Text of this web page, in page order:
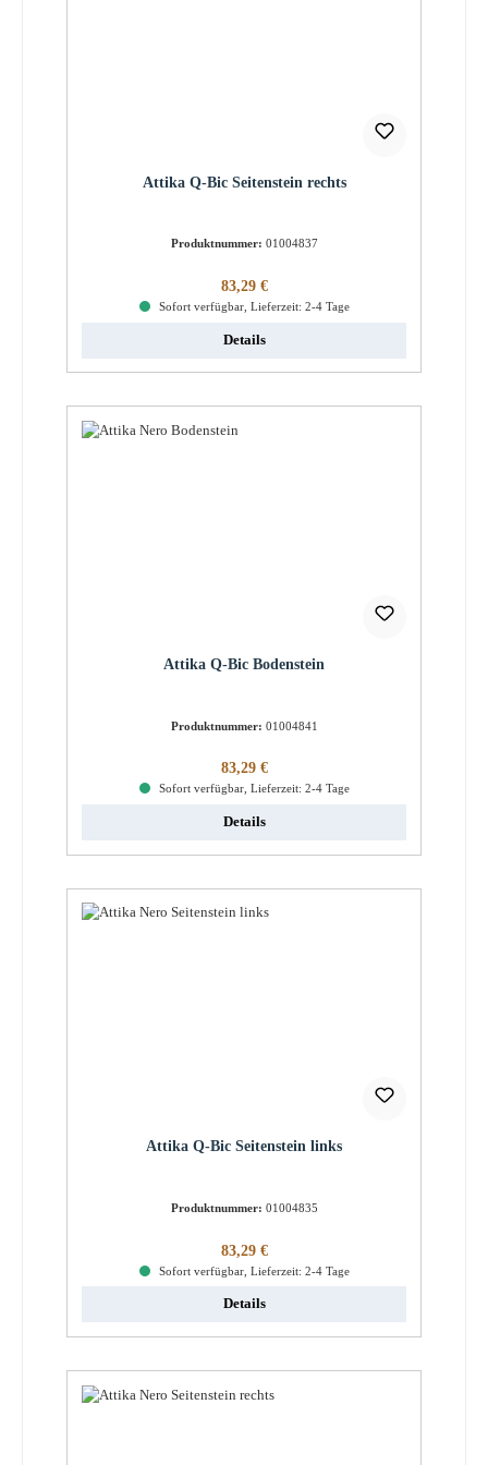
Attika Q-Bic Seitenstein rechts
Produktnummer: 01004837
Regulärer Preis:
83,29 €
Sofort verfügbar, Lieferzeit: 2-4 Tage
Details
Attika Q-Bic Bodenstein
Produktnummer: 01004841
Regulärer Preis:
83,29 €
Sofort verfügbar, Lieferzeit: 2-4 Tage
Details
Attika Q-Bic Seitenstein links
Produktnummer: 01004835
Regulärer Preis:
83,29 €
Sofort verfügbar, Lieferzeit: 2-4 Tage
Details